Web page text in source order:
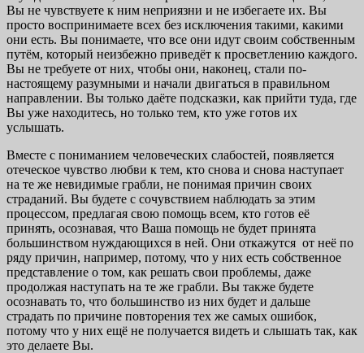
Вы не чувствуете к ним неприязни и не избегаете их. Вы
просто воспринимаете всех без исключения такими, какими
они есть. Вы понимаете, что все они идут своим собственным
путём, который неизбежно приведёт к просветлению каждого.
Вы не требуете от них, чтобы они, наконец, стали по-
настоящему разумными и начали двигаться в правильном
направлении. Вы только даёте подсказки, как прийти туда, где
Вы уже находитесь, но только тем, кто уже готов их
услышать.
Вместе с пониманием человеческих слабостей, появляется
отеческое чувство любви к тем, кто снова и снова наступает
на те же невидимые грабли, не понимая причин своих
страданий. Вы будете с сочувствием наблюдать за этим
процессом, предлагая свою помощь всем, кто готов её
принять, осознавая, что Ваша помощь не будет принята
большинством нуждающихся в ней. Они откажутся от неё по
ряду причин, например, потому, что у них есть собственное
представление о том, как решать свои проблемы, даже
продолжая наступать на те же грабли. Вы также будете
осознавать то, что большинство из них будет и дальше
страдать по причине повторения тех же самых ошибок,
потому что у них ещё не получается видеть и слышать так, как
это делаете Вы.